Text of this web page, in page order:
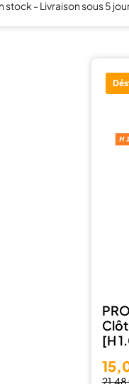
stock - Livraison sous 5
[H